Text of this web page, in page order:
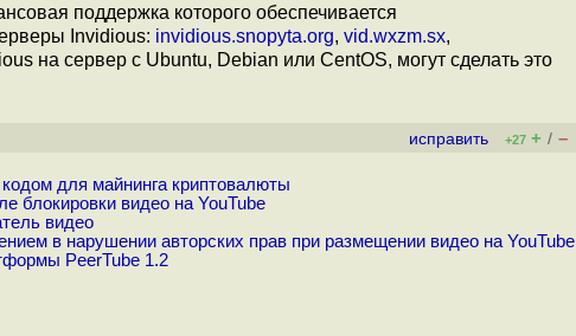
поддержка которого обеспечивается
Invidious: invidious.snopyta.org, vid.wxzm.sx,
на сервер с Ubuntu, Debian или CentOS, могут сделать это
исправить +27 + / –
для майнинга криптовалюты
блокировки видео на YouTube
видео
в нарушении авторских прав при размещении видео на YouTube
PeerTube 1.2